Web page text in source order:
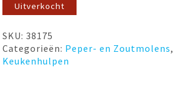
Uitverkocht
SKU:38175
Categorieën: Peper- en Zoutmolens,
Keukenhulpen